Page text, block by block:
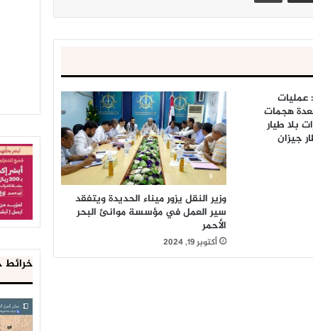
عمليات
هجمات
بلا طيار
جيزان
وزير النقل يزور ميناء الحديدة ويتفقد
سير العمل في مؤسسة موانئ البحر
الأحمر
أكتوبر 19, 2024
خرائط